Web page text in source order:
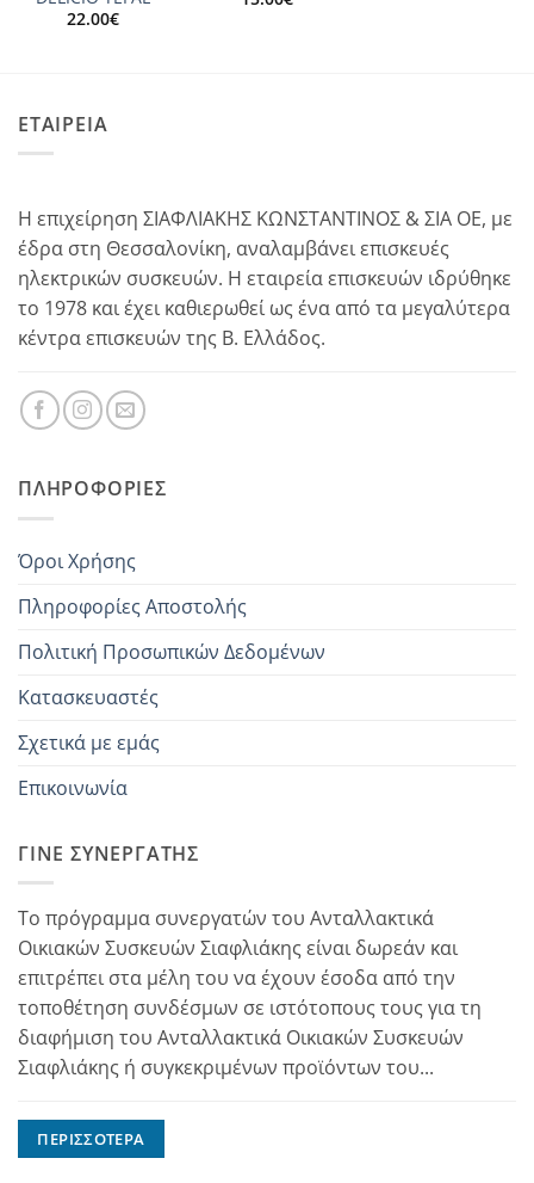
22.00€
ΕΤΑΙΡΕΙΑ
Η επιχείρηση ΣΙΑΦΛΙΑΚΗΣ ΚΩΝΣΤΑΝΤΙΝΟΣ & ΣΙΑ ΟΕ, με
έδρα στη Θεσσαλονίκη, αναλαμβάνει επισκευές
ηλεκτρικών συσκευών. Η εταιρεία επισκευών ιδρύθηκε
το 1978 και έχει καθιερωθεί ως ένα από τα μεγαλύτερα
κέντρα επισκευών της Β. Ελλάδος.
ΠΛΗΡΟΦΟΡΊΕΣ
Όροι Χρήσης
Πληροφορίες Αποστολής
Πολιτική Προσωπικών Δεδομένων
Κατασκευαστές
Σχετικά με εμάς
Επικοινωνία
ΓΊΝΕ ΣΥΝΕΡΓΆΤΗΣ
Το πρόγραμμα συνεργατών του Ανταλλακτικά
Οικιακών Συσκευών Σιαφλιάκης είναι δωρεάν και
επιτρέπει στα μέλη του να έχουν έσοδα από την
τοποθέτηση συνδέσμων σε ιστότοπους τους για τη
διαφήμιση του Ανταλλακτικά Οικιακών Συσκευών
Σιαφλιάκης ή συγκεκριμένων προϊόντων του...
ΠΕΡΙΣΣΌΤΕΡΑ